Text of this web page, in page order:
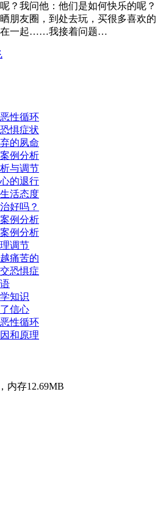
？我问他：他们是如何快乐的呢？
朋友圈，到处去玩，买很多喜欢的
在一起……我接着问题…
性循环
惧症状
的夙命
例分析
与调节
的退行
活态度
好吗？
例分析
例分析
调节
痛苦的
恐惧症
知识
信心
性循环
和原理
内存12.69MB